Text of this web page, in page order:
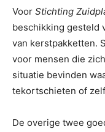
Voor Stichting
beschikking gesteld
van kerstpakketten.
voor mensen die
situatie bevinden
tekortschieten of
De overige twee